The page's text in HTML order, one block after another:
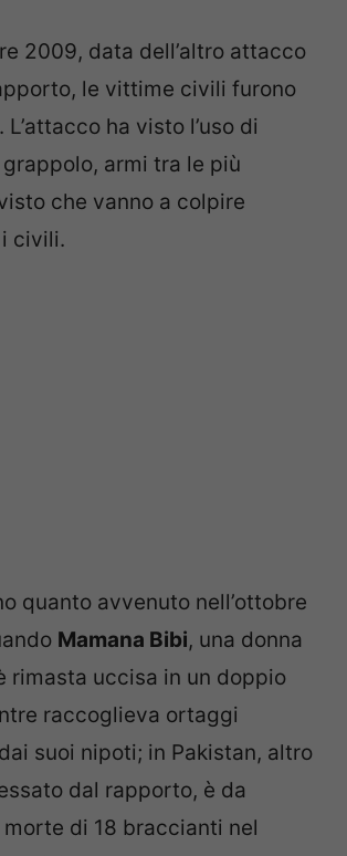
2009, data dell’altro attacco
le vittime civili furono
ha visto l’uso di
armi tra le più
che vanno a colpire
civili.
quanto avvenuto nell’ottobre
Mamana Bibi, una donna
rimasta uccisa in un doppio
raccoglieva ortaggi
suoi nipoti; in Pakistan, altro
dal rapporto, è da
di 18 braccianti nel